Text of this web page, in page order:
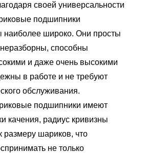
своей универсальности
подшипники
наиболее широко. Они просты
неразборны, способны
и даже очень высокими
в работе и не требуют
обслуживания.
подшипники имеют
качения, радиус кривизны
размеру шариков, что
не только